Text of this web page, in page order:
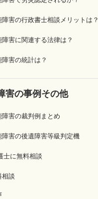
害の行政書士相談メリットは？
害に関連する法律は？
害の統計は？
害の事例その他
障害の裁判例まとめ
障害の後遺障害等級判定機
士に無料相談
相談